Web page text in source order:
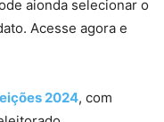
aionda selecionar o
Acesse agora e
2024, com